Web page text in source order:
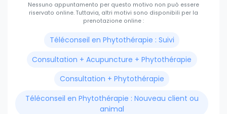
Nessuno appuntamento per questo motivo non può essere
riservato online. Tuttavia, altri motivi sono disponibili per la
prenotazione online :
Téléconseil en Phytothérapie : Suivi
Consultation + Acupuncture + Phytothérapie
Consultation + Phytothérapie
Téléconseil en Phytothérapie : Nouveau client ou
animal